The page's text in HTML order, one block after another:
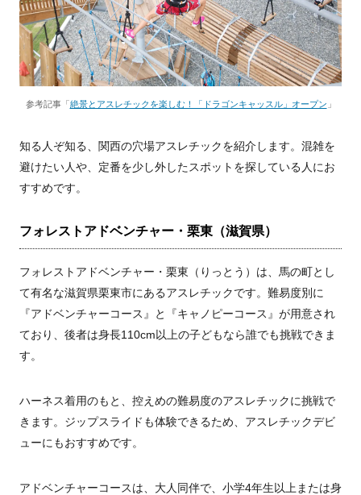
参考記事「 絶景とアスレチックを楽しむ！「ドラゴンキャッスル」オープン 」
知る人ぞ知る、関西の穴場アスレチックを紹介します。混雑を
避けたい人や、定番を少し外したスポットを探している人にお
すすめです。
フォレストアドベンチャー・栗東（滋賀県）
フォレストアドベンチャー・栗東（りっとう）は、馬の町とし
て有名な滋賀県栗東市にあるアスレチックです。難易度別に
『アドベンチャーコース』と『キャノピーコース』が用意され
ており、後者は身長110cm以上の子どもなら誰でも挑戦できま
す。
ハーネス着用のもと、控えめの難易度のアスレチックに挑戦で
きます。ジップスライドも体験できるため、アスレチックデビ
ューにもおすすめです。
アドベンチャーコースは、大人同伴で、小学4年生以上または身